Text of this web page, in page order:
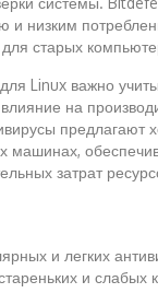
и низким
старых
Linux важно
на
предлагают
машинах,
затрат
и легких
и слабых